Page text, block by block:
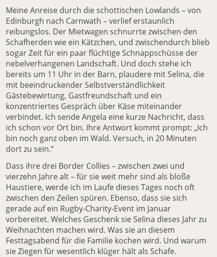
Meine Anreise durch die schottischen Lowlands – von
Edinburgh nach Carnwath – verlief erstaunlich
reibungslos. Der Mietwagen schnurrte zwischen den
Schafherden wie ein Kätzchen, und zwischendurch blieb
sogar Zeit für ein paar flüchtige Schnappschüsse der
nebelverhangenen Landschaft. Und doch stehe ich
bereits um 11 Uhr in der Barn, plaudere mit Selina, die
mit beeindruckender Selbstverständlichkeit
Gästebewirtung, Gastfreundschaft und ein
konzentriertes Gespräch über Käse miteinander
verbindet. Ich sende Angela eine kurze Nachricht, dass
ich schon vor Ort bin. Ihre Antwort kommt prompt: „Ich
bin noch ganz oben im Wald. Versuch, in 20 Minuten
dort zu sein.“
Dass ihre drei Border Collies – zwischen zwei und
vierzehn Jahre alt – für sie weit mehr sind als bloße
Haustiere, werde ich im Laufe dieses Tages noch oft
zwischen den Zeilen spüren. Ebenso, dass sie sich
gerade auf ein Rugby-Charity-Event im Januar
vorbereitet. Welches Geschenk sie Selina dieses Jahr zu
Weihnachten machen wird. Was sie an diesem
Festtagsabend für die Familie kochen wird. Und warum
sie Ziegen für wesentlich klüger hält als Schafe.